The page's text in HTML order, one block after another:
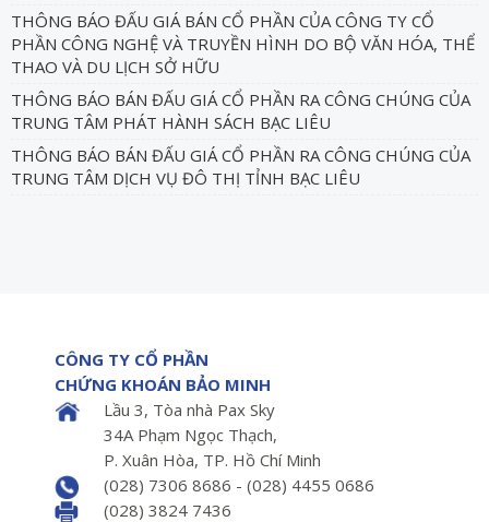
THÔNG BÁO ĐẤU GIÁ BÁN CỔ PHẦN CỦA CÔNG TY CỔ
PHẦN CÔNG NGHỆ VÀ TRUYỀN HÌNH DO BỘ VĂN HÓA, THỂ
THAO VÀ DU LỊCH SỞ HỮU
THÔNG BÁO BÁN ĐẤU GIÁ CỔ PHẦN RA CÔNG CHÚNG CỦA
TRUNG TÂM PHÁT HÀNH SÁCH BẠC LIÊU
THÔNG BÁO BÁN ĐẤU GIÁ CỔ PHẦN RA CÔNG CHÚNG CỦA
TRUNG TÂM DỊCH VỤ ĐÔ THỊ TỈNH BẠC LIÊU
CÔNG TY CỔ PHẦN
CHỨNG KHOÁN BẢO MINH
Lầu 3, Tòa nhà Pax Sky
34A Phạm Ngọc Thạch,
P. Xuân Hòa, TP. Hồ Chí Minh
(028) 7306 8686 - (028) 4455 0686
(028) 3824 7436